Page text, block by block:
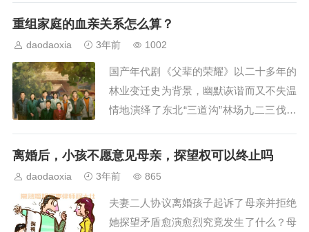
21-03-30审理程序：二审数据来源：普通
请求:1.判令乙男赔偿甲女医疗费4...
重组家庭的血亲关系怎么算？
daodaoxia 3年前 1002
国产年代剧《父辈的荣耀》以二十多年的
林业变迁史为背景，幽默诙谐而又不失温
情地演绎了东北“三道沟”林场九二三伐木
深厚的家庭故事，在浓厚的东北生活气息
承。下面，就让我们跟随《父辈的荣耀》
来看看这时代...
离婚后，小孩不愿意见母亲，探望权可以终止吗
daodaoxia 3年前 865
夫妻二人协议离婚孩子起诉了母亲并拒绝
她探望矛盾愈演愈烈究竟发生了什么？母